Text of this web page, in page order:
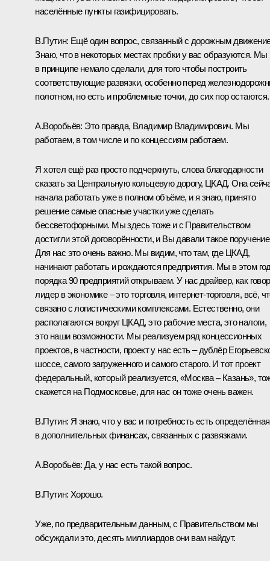
населённые пункты газифицировать.
В.Путин: Ещё один вопрос, связанный с дорожным
Знаю, что в некоторых местах пробки у вас образуются. Мы
в принципе немало сделали, для того чтобы построить
соответствующие развязки, особенно перед
полотном, но есть и проблемные точки, до сих пор остаются.
А.Воробьёв: Это правда, Владимир Владимирович. Мы
работаем, в том числе и по концессиям работаем.
Я хотел ещё раз просто подчеркнуть, слова благодарности
сказать за Центральную кольцевую дорогу, ЦКАД. Она
начала работать уже в полном объёме, и я знаю, принято
решение самые опасные участки уже сделать
бессветофорными. Мы здесь тоже и с Правительством
достигли этой договорённости, и Вы давали такое
Для нас это очень важно. Мы видим, что там, где ЦКАД,
начинают работать и рождаются предприятия. Мы в этом
порядка 90 предприятий открываем. У нас драйвер, как
лидер в экономике – это торговля, интернет-торговля, всё,
связано с логистическими комплексами. Естественно, они
располагаются вокруг ЦКАД, это рабочие места, это налоги,
это наши возможности. Мы реализуем ряд концессионных
проектов, в частности, проект у нас есть – дублёр
шоссе, самого загруженного и самого старого. И тот проект
федеральный, который реализуется, «Москва – Казань»,
скажется на Подмосковье, для нас он тоже очень важен.
В.Путин: Я знаю, что у вас и потребность есть определённая
в дополнительных финансах, связанных с развязками.
А.Воробьёв: Да, у нас есть такой вопрос.
В.Путин: Хорошо.
Уже, по предварительным данным, с Правительством мы
обсуждали это, десять миллиардов они вам найдут.